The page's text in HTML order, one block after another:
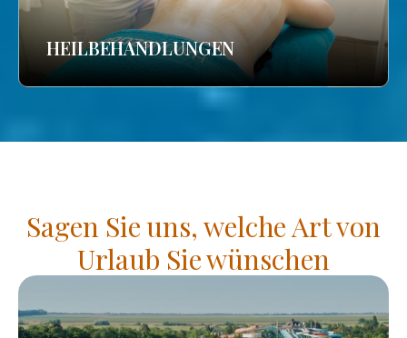
HEILBEHANDLUNGEN
Sagen Sie uns, welche Art von
Urlaub Sie wünschen